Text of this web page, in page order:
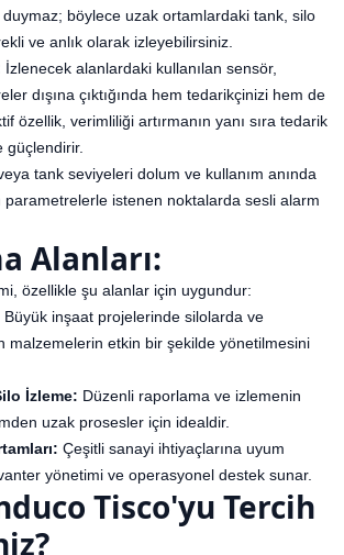
duymaz; böylece uzak ortamlardaki tank, silo
ve anlık olarak izleyebilirsiniz.
İzlenecek alanlardaki kullanılan sensör,
dışına çıktığında hem tedarikçinizi hem de
özellik, verimliliği artırmanın yanı sıra tedarik
güçlendirir.
tank seviyeleri dolum ve kullanım anında
parametrelerle istenen noktalarda sesli alarm
Alanları:
özellikle şu alanlar için uygundur:
Büyük inşaat projelerinde silolarda ve
malzemelerin etkin bir şekilde yönetilmesini
İzleme: Düzenli raporlama ve izlemenin
uzak prosesler için idealdir.
Çeşitli sanayi ihtiyaçlarına uyum
yönetimi ve operasyonel destek sunar.
Tisco'yu Tercih